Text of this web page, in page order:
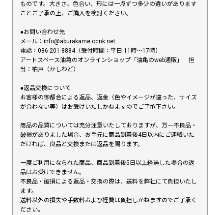
ものです。大きさ、色合い、形には一点ずつ多少の違いがあります
ことご了承の上、ご購入を検討ください。
●お問い合わせ先
メール：info@aburakame.ocnk.net
電話：086-201-8884（受付時間：平日 11時〜17時）
アートスペース油亀のオンラインショップ「油亀のweb通販」 担
当：柏戸（かしわど）
●返品交換について
お客様の御都合による返品、返金（色やイメージが違った、サイズ
が合わない等）はお受けいたしかねますのでご了承下さい。
商品の品質については充分注意いたしておりますが、万一不良品・
破損がありました場合、お手元に商品到着後4日以内にご連絡いた
だければ、良品と交換または返品を賜ります。
一度ご利用になられた商品、商品到着後5日以上経過した場合の返
品はお受けできません。
不良品・破損による返品・交換の際は、送料を弊社にて負担いたし
ます。
送料以外の損失や手数料および経費は負担しかねますのでご了承く
ださい。